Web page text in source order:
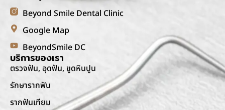
Beyond Smile Dental Clinic
Google Map
BeyondSmile DC
บริการของเรา
ตรวจฟัน, อุดฟัน, ขูดหินปูน
รักษารากฟัน
รากฟันเทียม